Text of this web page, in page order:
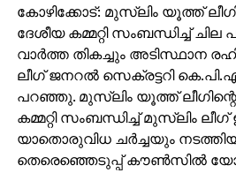
കോഴിക്കോട്: മുസ്‌ലിം യൂത്ത്
ദേശീയ കമ്മറ്റി സംബന്ധിച്ച്
വാര്‍ത്ത തികച്ചും അടിസ്ഥാന
ലീഗ് ജനറല്‍ സെക്രട്ടറി കെ.പി.എ
പറഞ്ഞു. മുസ്‌ലിം യൂത്ത്
കമ്മറ്റി സംബന്ധിച്ച് മുസ്‌ലിം
യാതൊരുവിധ ചര്‍ച്ചയും
തെരെഞ്ഞെടുപ്പ് കൗണ്‍സില്‍